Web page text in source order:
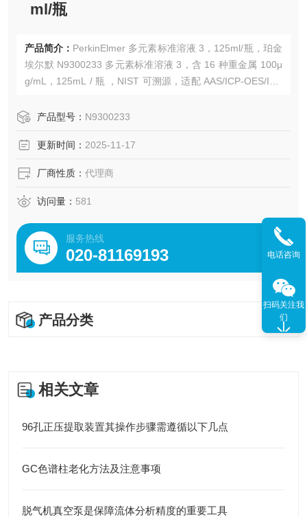
ml/瓶
产品简介： PerkinElmer 多元素标准溶液 3，125ml/瓶，珀金
埃尔默 N9300233 多元素标准溶液 3，含 16 种重金属 100μ
g/mL，125mL / 瓶 ，NIST 可溯源，适配 AAS/ICP-OES/ICP
理商。产品型号： N9300233
更新时间： 2025-11-17
厂商性质： 代理商
访问量： 581
服务热线
020-81169193
产品分类
相关文章
96孔正压提取装置其操作步骤需遵循以下几点
GC色谱柱老化方法及注意事项
脱气机真空泵是保障流体分析精度的重要工具
电话咨询
扫码关注我
们